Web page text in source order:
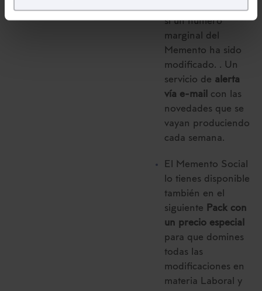
en la web sea óptima
aceptar solo las esenciales para denegar
todas las cookies excepto aquellas imprescindibles.
las cookies y
seleccionar solo aquellas que quieras permitir en tu
navegador. Si no seleccionas ninguna utilizaremos
las que sean indispensables para la navegación.
cualquier momento
si un número
marginal del
Memento ha sido
modificado. . Un
servicio de alerta
vía e-mail con las
novedades que se
vayan produciendo
cada semana.
El Memento Social
lo tienes disponible
también en el
siguiente Pack con
un precio especial
para que domines
todas las
modificaciones en
materia Laboral y